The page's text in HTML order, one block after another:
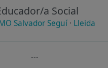
a Social
Salvador Seguí · Lleida
---